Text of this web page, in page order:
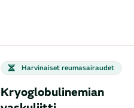
Harvinaiset reumasairaudet
Kryoglobulinemian